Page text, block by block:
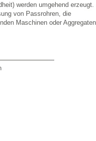
werden umgehend erzeugt.
von Passrohren, die
Maschinen oder Aggregaten